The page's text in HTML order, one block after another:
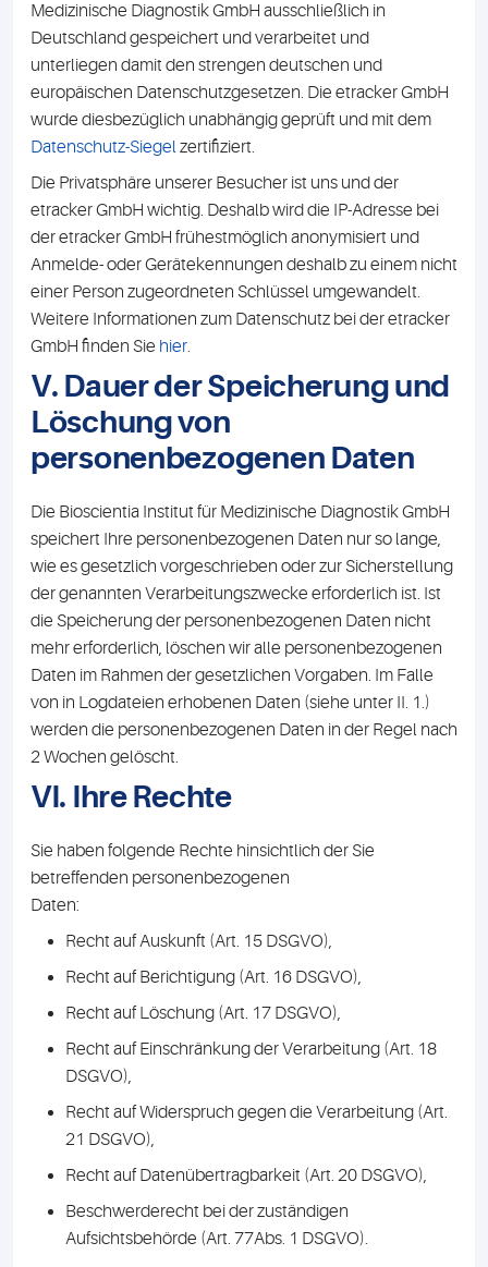
Medizinische Diagnostik GmbH ausschließlich in
Deutschland gespeichert und verarbeitet und
unterliegen damit den strengen deutschen und
europäischen Datenschutzgesetzen. Die etracker GmbH
wurde diesbezüglich unabhängig geprüft und mit dem
Datenschutz-Siegelzertifiziert.
Die Privatsphäre unserer Besucher ist uns und der
etracker GmbH wichtig. Deshalb wird die IP-Adresse bei
der etracker GmbH frühestmöglich anonymisiert und
Anmelde- oder Gerätekennungen deshalb zu einem nicht
einer Person zugeordneten Schlüssel umgewandelt.
Weitere Informationen zum Datenschutz bei der etracker
GmbH finden Sie hier.
V. Dauer der Speicherung und
Löschung von
personenbezogenen Daten
Die Bioscientia Institut für Medizinische Diagnostik GmbH
speichert Ihre personenbezogenen Daten nur so lange,
wie es gesetzlich vorgeschrieben oder zur Sicherstellung
der genannten Verarbeitungszwecke erforderlich ist. Ist
die Speicherung der personenbezogenen Daten nicht
mehr erforderlich, löschen wir alle personenbezogenen
Daten im Rahmen der gesetzlichen Vorgaben. Im Falle
von in Logdateien erhobenen Daten (siehe unter II. 1.)
werden die personenbezogenen Daten in der Regel nach
2 Wochen gelöscht.
VI. Ihre Rechte
Sie haben folgende Rechte hinsichtlich der Sie
betreffenden personenbezogenen
Daten:
Recht auf Auskunft (Art. 15 DSGVO),
Recht auf Berichtigung (Art. 16 DSGVO),
Recht auf Löschung (Art. 17 DSGVO),
Recht auf Einschränkung der Verarbeitung (Art. 18
DSGVO),
Recht auf Widerspruch gegen die Verarbeitung (Art.
21 DSGVO),
Recht auf Datenübertragbarkeit (Art. 20 DSGVO),
Beschwerderecht bei der zuständigen
Aufsichtsbehörde (Art. 77Abs. 1 DSGVO).